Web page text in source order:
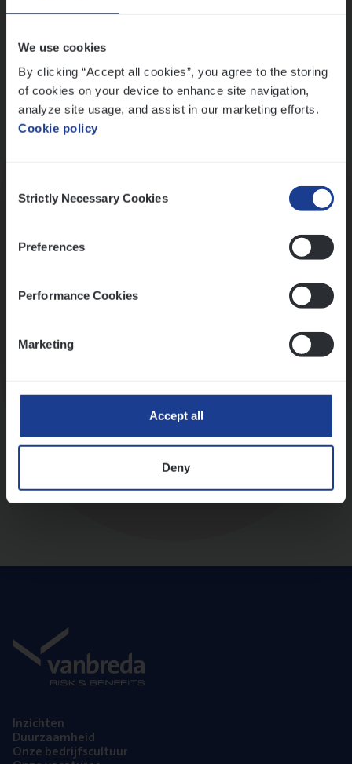
We use cookies
By clicking “Accept all cookies”, you agree to the storing
of cookies on your device to enhance site navigation,
analyze site usage, and assist in our marketing efforts.
Cookie policy
Selection
Strictly Necessary Cookies
Preferences
Performance Cookies
Marketing
Accept all
Deny
Inzich­ten
Duur­zaam­heid
Onze bedrijfs­cul­tuur